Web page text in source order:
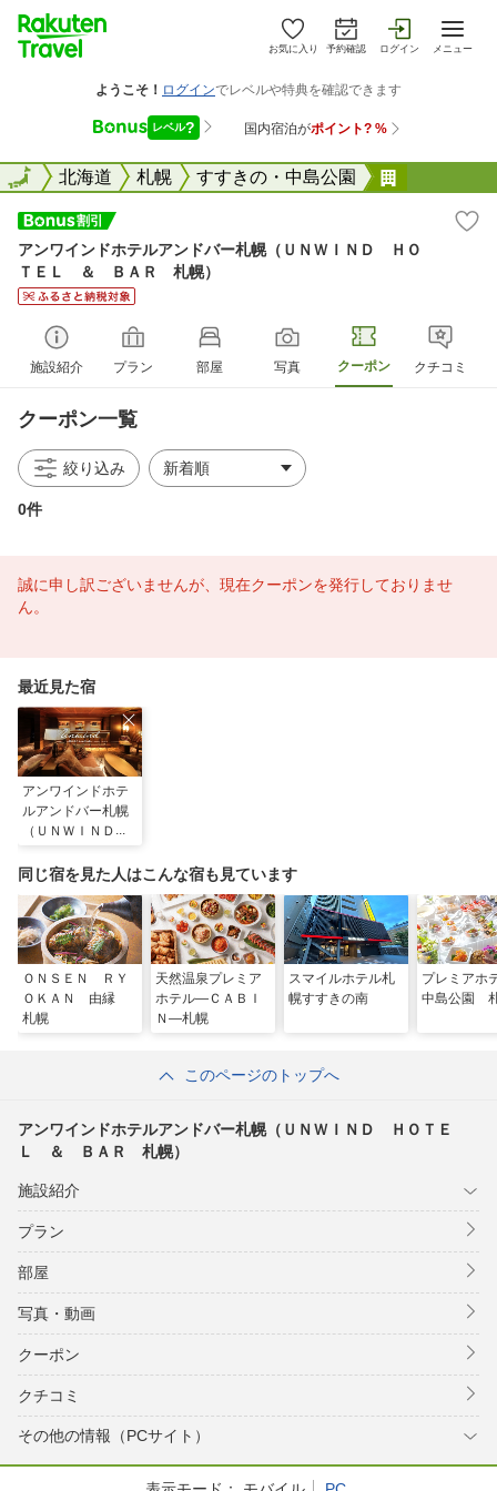
お気に入り 予約確認 ログイン メニュー
全国北海道 札幌 すすきの・中島公園
全国
アンワインドホテルアンドバー札幌（ＵＮＷＩＮＤ ＨＯ
ＴＥＬ ＆ ＢＡＲ 札幌）
施設紹介 プラン 部屋 写真 クーポン クチコミ
クーポン一覧
絞り込み
0件
誠に申し訳ございませんが、現在クーポンを発行しておりませ
ん。
最近見た宿
アンワインドホテ
ルアンドバー札幌
（ＵＮＷＩＮＤ
ＢＡＲ 札幌）
同じ宿を見た人はこんな宿も見ています
ＯＮＳＥＮ ＲＹ
ＯＫＡＮ 由縁
札幌
天然温泉プレミア
ホテル―ＣＡＢＩ
Ｎ―札幌
スマイルホテル札
幌すすきの南
プレミア
中島公園
このページのトップへ
アンワインドホテルアンドバー札幌（ＵＮＷＩＮＤ ＨＯＴＥ
Ｌ ＆ ＢＡＲ 札幌）
施設紹介
プラン
部屋
写真・動画
クーポン
クチコミ
その他の情報（PCサイト）